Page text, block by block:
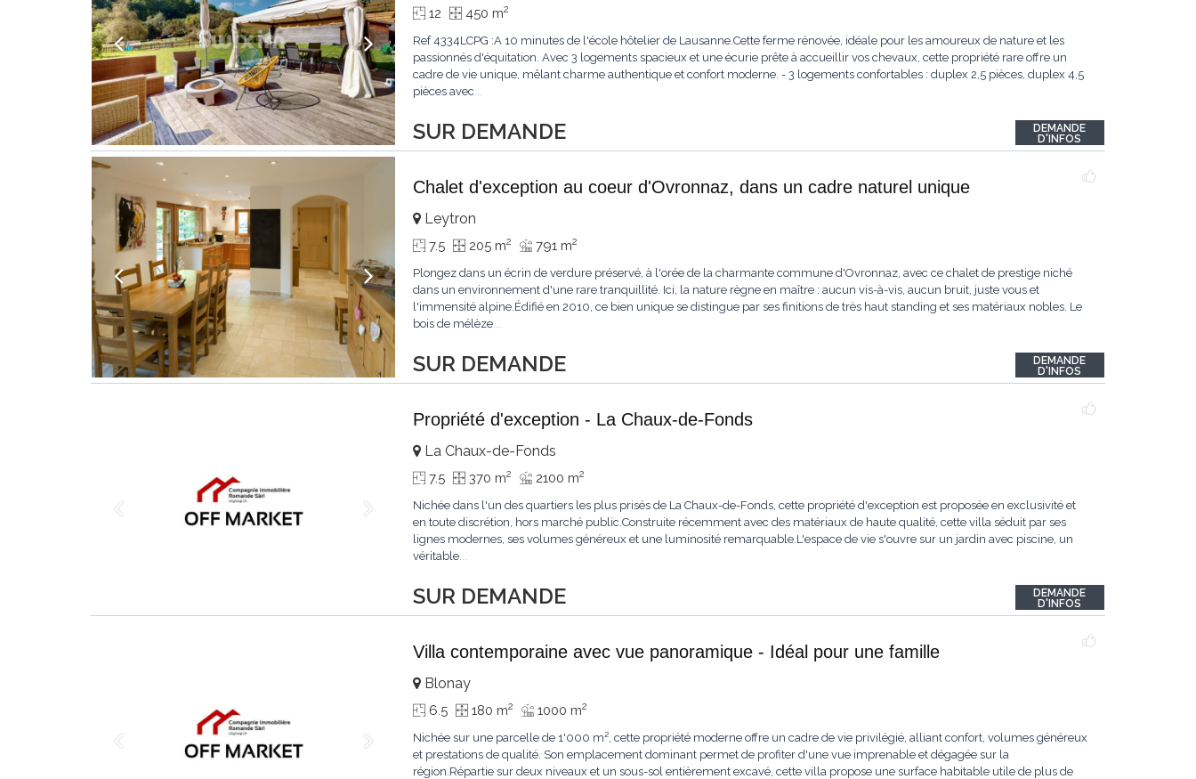
SUR DEMANDE
12 450 m2
Ref 4334LCPG :A 10 minutes de l'école hôtelier de Lausanne.Cette ferme rénovée, idéale pour les amoureux de nature et les
passionnés d'équitation. Avec 3 logements spacieux et une écurie prête à accueillir vos chevaux, cette propriété rare offre un
cadre de vie unique, mêlant charme authentique et confort moderne. - 3 logements confortables : duplex 2,5 pièces, duplex 4,5
pièces avec...
DEMANDE
D'INFOS
Chalet d'exception au coeur d'Ovronnaz, dans un cadre naturel unique
SUR DEMANDE
Leytron
7.5 205 m2 791 m2
Plongez dans un écrin de verdure préservé, à l'orée de la charmante commune d'Ovronnaz, avec ce chalet de prestige niché
dans un environnement d'une rare tranquillité. Ici, la nature règne en maître : aucun vis-à-vis, aucun bruit, juste vous et
l'immensité alpine.Édifié en 2010, ce bien unique se distingue par ses finitions de très haut standing et ses matériaux nobles. Le
bois de mélèze...
DEMANDE
D'INFOS
Propriété d'exception - La Chaux-de-Fonds
SUR DEMANDE
La Chaux-de-Fonds
7.5 370 m2 2100 m2
Nichée dans l'un des quartiers les plus prisés de La Chaux-de-Fonds, cette propriété d'exception est proposée en exclusivité et
en toute discrétion, hors marché public.Construite récemment avec des matériaux de haute qualité, cette villa séduit par ses
lignes modernes, ses volumes généreux et une luminosité remarquable.L'espace de vie s'ouvre sur un jardin avec piscine, un
véritable...
DEMANDE
D'INFOS
Villa contemporaine avec vue panoramique - Idéal pour une famille
Blonay
6.5 180 m2 1000 m2
Nichée sur une parcelle de 1'000 m², cette propriété moderne offre un cadre de vie privilégié, alliant confort, volumes généreux
et prestations de qualité. Son emplacement dominant permet de profiter d'une vue imprenable et dégagée sur la
région.Répartie sur deux niveaux et un sous-sol entièrement excavé, cette villa propose une surface habitable utile de plus de